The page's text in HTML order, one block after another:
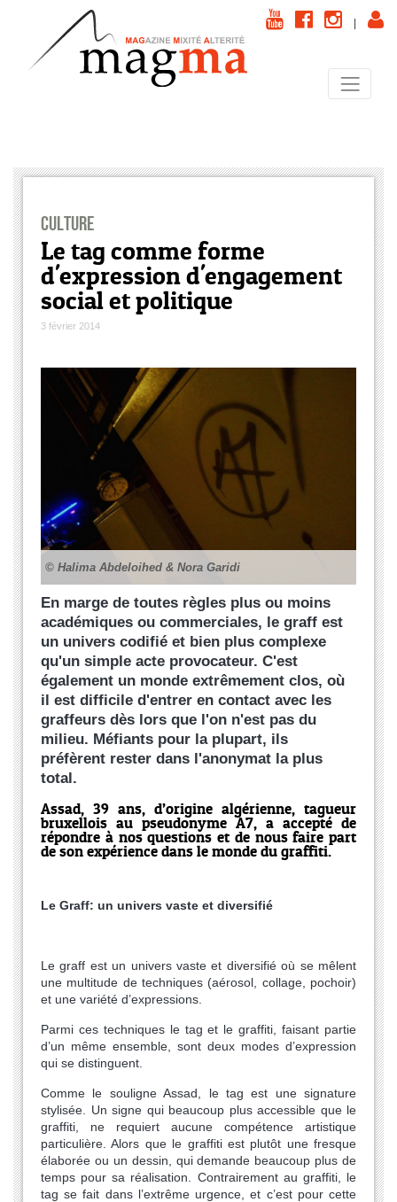
Culture
Le tag comme forme
d'expression d'engagement
social et politique
3 février 2014
© Halima Abdeloihed & Nora Garidi
En marge de toutes règles plus ou moins
académiques ou commerciales, le graff est
un univers codifié et bien plus complexe
qu'un simple acte provocateur. C'est
également un monde extrêmement clos, où
il est difficile d'entrer en contact avec les
graffeurs dès lors que l'on n'est pas du
milieu. Méfiants pour la plupart, ils
préfèrent rester dans l'anonymat la plus
total.
Assad, 39 ans, d’origine algérienne, tagueur
bruxellois au pseudonyme A7, a accepté de
répondre à nos questions et de nous faire part
de son expérience dans le monde du graffiti.
Le Graff: un univers vaste et diversifié
Le graff est un univers vaste et diversifié où se mêlent
une multitude de techniques (aérosol, collage, pochoir)
et une variété d’expressions.
Parmi ces techniques le tag et le graffiti, faisant partie
d’un même ensemble, sont deux modes d’expression
qui se distinguent.
Comme le souligne Assad, le tag est une signature
stylisée. Un signe qui beaucoup plus accessible que le
graffiti, ne requiert aucune compétence artistique
particulière. Alors que le graffiti est plutôt une fresque
élaborée ou un dessin, qui demande beaucoup plus de
temps pour sa réalisation. Contrairement au graffiti, le
tag se fait dans l’extrême urgence, et c’est pour cette